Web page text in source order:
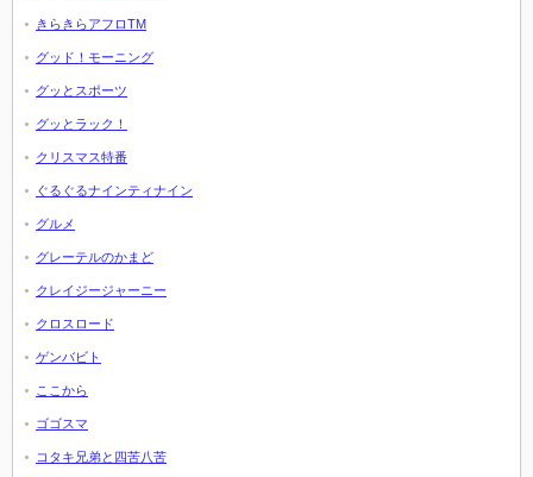
きらきらアフロTM
グッド！モーニング
グッとスポーツ
グッとラック！
クリスマス特番
ぐるぐるナインティナイン
グルメ
グレーテルのかまど
クレイジージャーニー
クロスロード
ゲンバビト
ここから
ゴゴスマ
コタキ兄弟と四苦八苦